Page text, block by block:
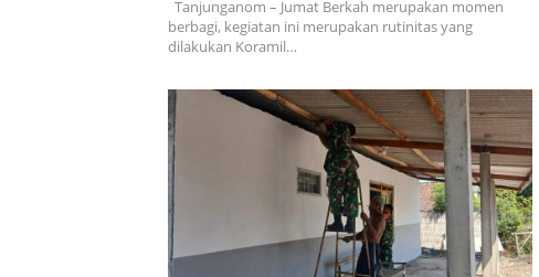
Tanjunganom – Jumat Berkah merupakan momen
berbagi, kegiatan ini merupakan rutinitas yang
dilakukan Koramil…